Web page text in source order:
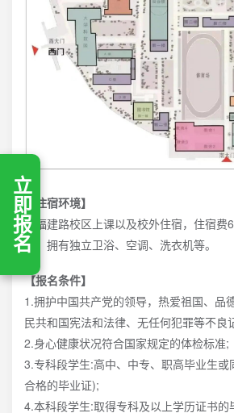
立即报名【住宿环境】
在福建路校区上课以及校外住宿，住宿费
年，拥有独立卫浴、空调、洗衣机等。
【报名条件】
1.拥护中国共产党的领导，热爱祖国、品
民共和国宪法和法律、无任何犯罪等不良
2.身心健康状况符合国家规定的体检标准;
3.专科段学生:高中、中专、职高毕业生
合格的毕业证);
4.本科段学生:取得专科及以上学历证书